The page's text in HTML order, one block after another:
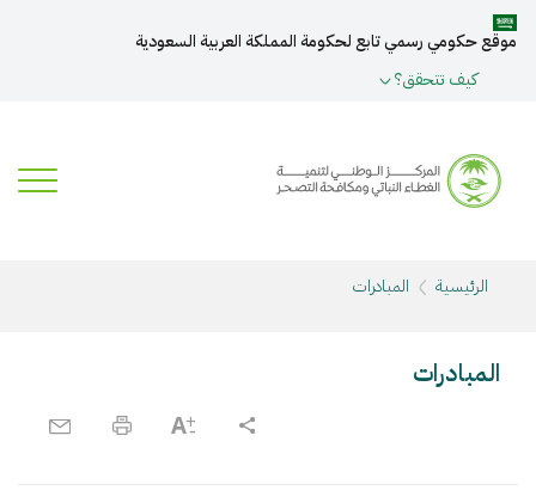
موقع حكومي رسمي تابع لحكومة المملكة العربية السعودية
كيف تتحقق؟
الرئيسية المبادرات
المبادرات